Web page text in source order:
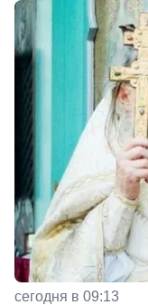
сегодня в 09:13